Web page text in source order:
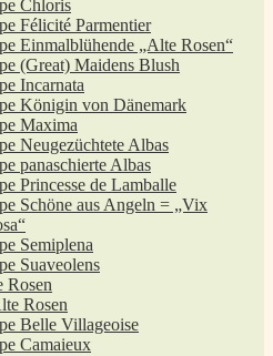
Chloris
Félicité Parmentier
Einmalblühende „Alte Rosen“
(Great) Maidens Blush
Incarnata
Königin von Dänemark
Maxima
Neugezüchtete Albas
panaschierte Albas
Princesse de Lamballe
Schöne aus Angeln = „Vix
Semiplena
Suaveolens
Rosen
Rosen
Belle Villageoise
Camaieux